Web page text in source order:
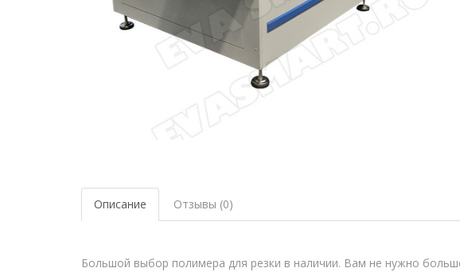
Описание Отзывы (0)
Большой выбор полимера для резки в наличии. Вам не нужно